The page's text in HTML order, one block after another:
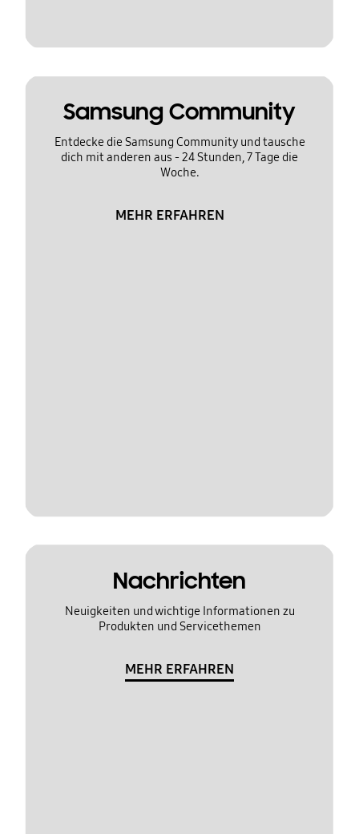
Samsung Community
Entdecke die Samsung Community und tausche
dich mit anderen aus - 24 Stunden, 7 Tage die
Woche.
MEHR ERFAHREN
Nachrichten
Neuigkeiten und wichtige Informationen zu
Produkten und Servicethemen
MEHR ERFAHREN